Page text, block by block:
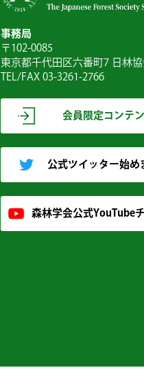
事務局
〒102-0085
東京都千代田区六番町7 日林
TEL/FAX 03-3261-2766
会員限定コンテ
公式ツイッター始め
森林学会公式YouTube